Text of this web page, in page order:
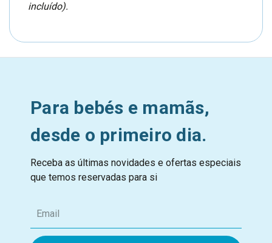
incluído).
Para bebés e mamãs,
desde o primeiro dia.
Receba as últimas novidades e ofertas especiais
que temos reservadas para si
m